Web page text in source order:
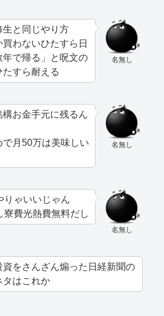
名無し
生と同じやり方
わないひたすら日
で帰る」と呪文の
すら耐える
名無し
お金手元に残るん
月50万は美味しい
名無し
りゃいいじゃん
寮費光熱費無料だし
資をさんざん煽った日経新聞の
タはこれか